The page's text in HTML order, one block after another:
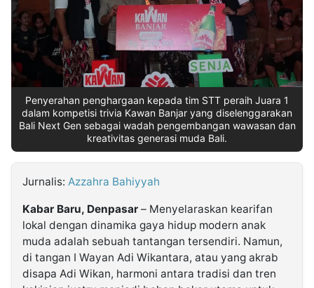
Follow
Kabarbaru
Kabarbaru.co
Penyerahan penghargaan kepada tim STT peraih Juara 1
dalam kompetisi trivia Kawan Banjar yang diselenggarakan
Bali Next Gen sebagai wadah pengembangan wawasan dan
kreativitas generasi muda Bali.
Jurnalis: Azzahra Bahiyyah
Kabar Baru, Denpasar – Menyelaraskan kearifan
lokal dengan dinamika gaya hidup modern anak
muda adalah sebuah tantangan tersendiri. Namun,
di tangan I Wayan Adi Wikantara, atau yang akrab
disapa Adi Wikan, harmoni antara tradisi dan tren